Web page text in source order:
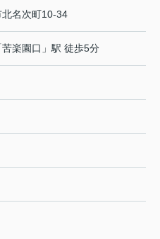
北名次町10-34
苦楽園口 」駅 徒歩5分